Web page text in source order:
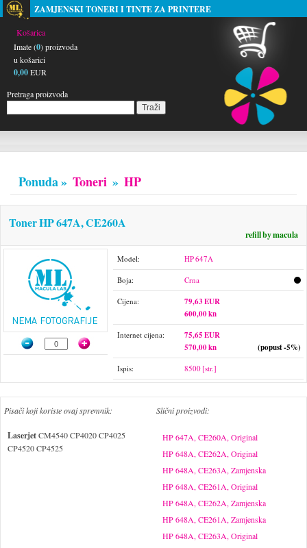
ZAMJENSKI TONERI I TINTE ZA PRINTERE
Košarica
Imate (0) proizvoda
u košarici
0,00EUR
Pretraga proizvoda
Ponuda » Toneri » HP
Toner HP 647A, CE260A
refill by macula
Model: HP 647A
Boja: Crna
Cijena:
79,63 EUR
600,00 kn
Internet cijena:
75,65 EUR
570,00 kn
(popust -5%)
Ispis: 8500 [str.]
Pisači koji koriste ovaj spremnik:
LaserjetCM4540 CP4020 CP4025
CP4520 CP4525
Slični proizvodi:
HP 647A, CE260A, Original
HP 648A, CE262A, Original
HP 648A, CE263A, Zamjenska
HP 648A, CE261A, Original
HP 648A, CE262A, Zamjenska
HP 648A, CE261A, Zamjenska
HP 648A, CE263A, Original